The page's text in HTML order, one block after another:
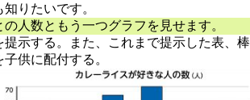
りたいです。
人数ともう一つグラフを見せます。
示する。また、これまで提示した表、棒
供に配付する。